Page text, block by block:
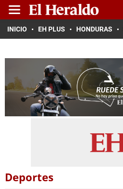
INICIO EH PLUS HONDURAS
Deportes